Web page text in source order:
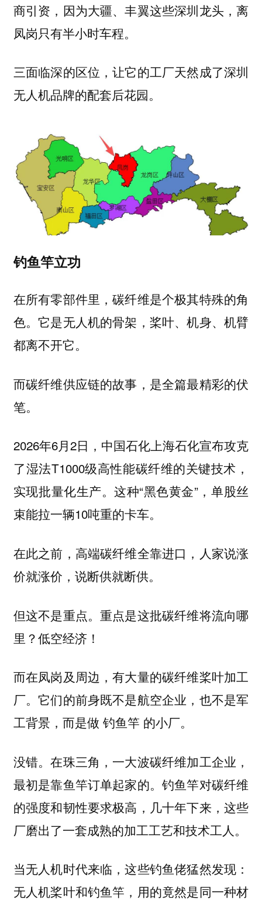
商引资，因为大疆、丰翼这些深圳龙头，离
凤岗只有半小时车程。
三面临深的区位，让它的工厂天然成了深圳
无人机品牌的配套后花园。
钓鱼竿立功
在所有零部件里，碳纤维是个极其特殊的角
色。它是无人机的骨架，桨叶、机身、机臂
都离不开它。
而碳纤维供应链的故事，是全篇最精彩的伏
笔。
2026年6月2日，中国石化上海石化宣布攻克
了湿法T1000级高性能碳纤维的关键技术，
实现批量化生产。这种“黑色黄金”，单股丝
束能拉一辆10吨重的卡车。
在此之前，高端碳纤维全靠进口，人家说涨
价就涨价，说断供就断供。
但这不是重点。重点是这批碳纤维将流向哪
里？低空经济！
而在凤岗及周边，有大量的碳纤维桨叶加工
厂。它们的前身既不是航空企业，也不是军
工背景，而是做 钓鱼竿 的小厂。
没错。在珠三角，一大波碳纤维加工企业，
最初是靠鱼竿订单起家的。钓鱼竿对碳纤维
的强度和韧性要求极高，几十年下来，这些
厂磨出了一套成熟的加工工艺和技术工人。
当无人机时代来临，这些钓鱼佬猛然发现：
无人机桨叶和钓鱼竿，用的竟然是同一种材